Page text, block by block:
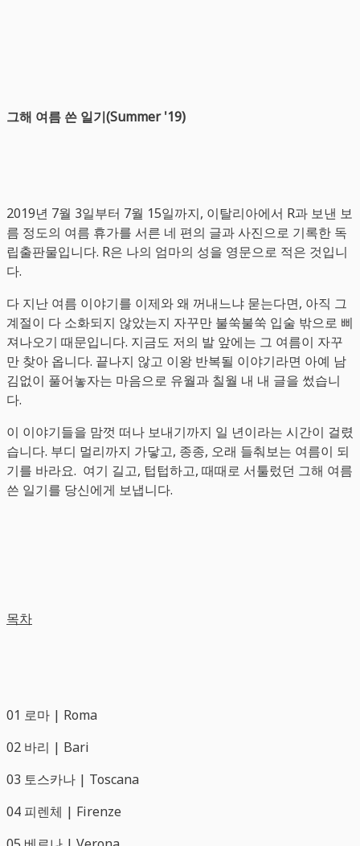
그해 여름 쓴 일기(Summer '19)
2019년 7월 3일부터 7월 15일까지, 이탈리아에서 R과 보낸 보
름 정도의 여름 휴가를 서른 네 편의 글과 사진으로 기록한 독
립출판물입니다. R은 나의 엄마의 성을 영문으로 적은 것입니
다.
다 지난 여름 이야기를 이제와 왜 꺼내느냐 묻는다면, 아직 그
계절이 다 소화되지 않았는지 자꾸만 불쑥불쑥 입술 밖으로 삐
져나오기 때문입니다. 지금도 저의 발 앞에는 그 여름이 자꾸
만 찾아 옵니다. 끝나지 않고 이왕 반복될 이야기라면 아예 남
김없이 풀어놓자는 마음으로 유월과 칠월 내 내 글을 썼습니
다.
이 이야기들을 맘껏 떠나 보내기까지 일 년이라는 시간이 걸렸
습니다. 부디 멀리까지 가닿고, 종종, 오래 들춰보는 여름이 되
기를 바라요. 여기 길고, 텁텁하고, 때때로 서툴렀던 그해 여름
쓴 일기를 당신에게 보냅니다.
목차
01 로마 | Roma
02 바리 | Bari
03 토스카나 | Toscana
04 피렌체 | Firenze